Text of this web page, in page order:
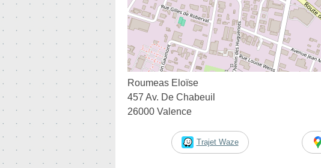
Roumeas Eloïse
457 Av. De Chabeuil
26000 Valence
Trajet Waze